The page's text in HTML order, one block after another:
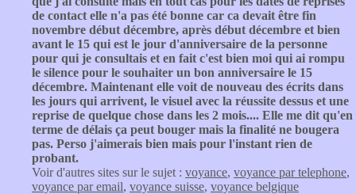
de contact elle n'a pas été bonne car ca devait être fin
novembre début décembre, après début décembre et bien
avant le 15 qui est le jour d'anniversaire de la personne
pour qui je consultais et en fait c'est bien moi qui ai rompu
le silence pour le souhaiter un bon anniversaire le 15
décembre. Maintenant elle voit de nouveau des écrits dans
les jours qui arrivent, le visuel avec la réussite dessus et une
reprise de quelque chose dans les 2 mois.... Elle me dit qu'en
terme de délais ça peut bouger mais la finalité ne bougera
pas. Perso j'aimerais bien mais pour l'instant rien de
probant.
Voir d'autres sites sur le sujet : voyance, voyance par telephone,
voyance par email, voyance suisse, voyance belgique